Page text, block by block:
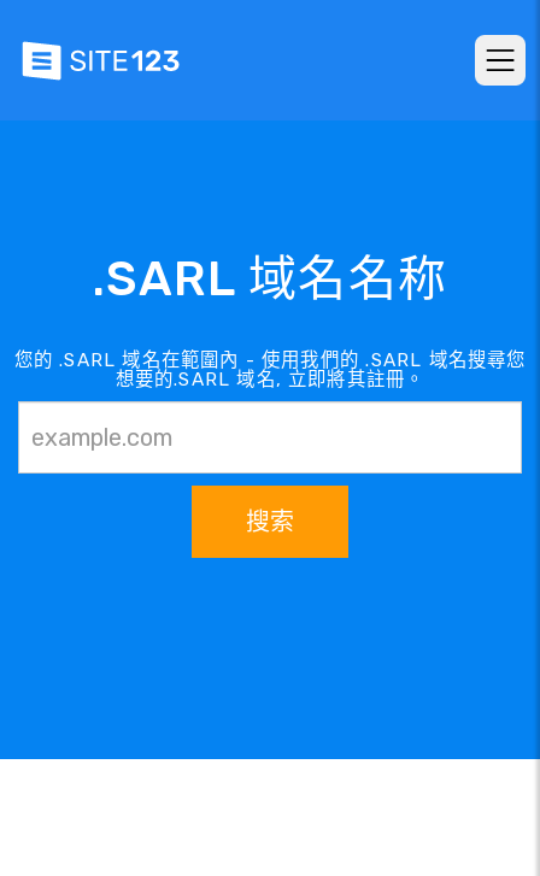
.SARL 域名名称
您的 .SARL 域名在範圍內 - 使用我們的 .SARL 域名搜尋您
想要的.SARL 域名, 立即將其註冊。
搜索